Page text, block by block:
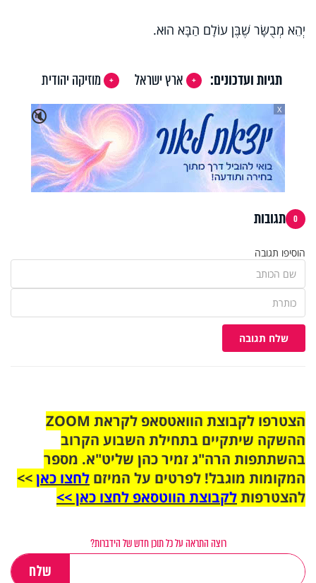
יְהֵא מְבֻשָּׂר שֶׁבֶּן עוֹלָם הַבָּא הוּא.
תגיות ועדכונים: ארץ ישראל
מוזיקה יהודית
🔇
X
0 תגובות
הוסיפו תגובה
שלח תגובה
הצטרפו לקבוצת הוואטסאפ לקראת ZOOM
ההשקה שיתקיים בתחילת השבוע הקרוב
בהשתתפות הרה"ג זמיר כהן שליט"א. מספר
המקומות מוגבל! לפרטים על המיזם לחצו כאן>>
להצטרפותלקבוצת הווטסאפ לחצו כאן >>
רוצה התראה על כל תוכן חדש של הידברות?